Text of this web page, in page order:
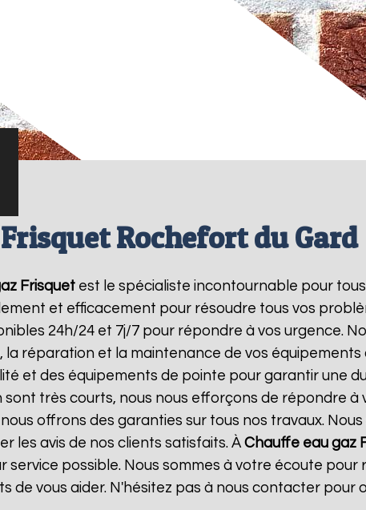
Rochefort du Gard
Frisquet est le spécialiste incontournable pour
et efficacement pour résoudre tous vos
24h/24 et 7j/7 pour répondre à vos urgence.
réparation et la maintenance de vos
et des équipements de pointe pour garantir une
très courts, nous nous efforçons de répondre à
offrons des garanties sur tous nos travaux.
les avis de nos clients satisfaits. ÀChauffe eau gaz
service possible. Nous sommes à votre écoute
de vous aider. N'hésitez pas à nous contacter pour